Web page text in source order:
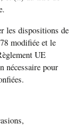
les dispositions de
modifiée et le
UE
nécessaire pour